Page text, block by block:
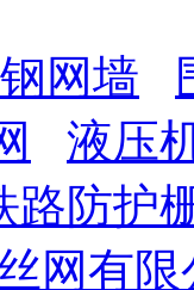
网墙
液压
路防护
网有限